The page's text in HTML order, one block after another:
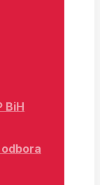
BiH